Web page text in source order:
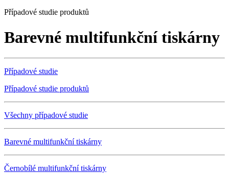
Případové studie produktů
Barevné multifunkční tiskárny
Případové studie
Případové studie produktů
Všechny případové studie
Barevné multifunkční tiskárny
Černobílé multifunkční tiskárny